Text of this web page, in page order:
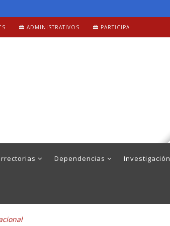
ADMINISTRATIVOS PARTICIPA
Dependencias Investigación